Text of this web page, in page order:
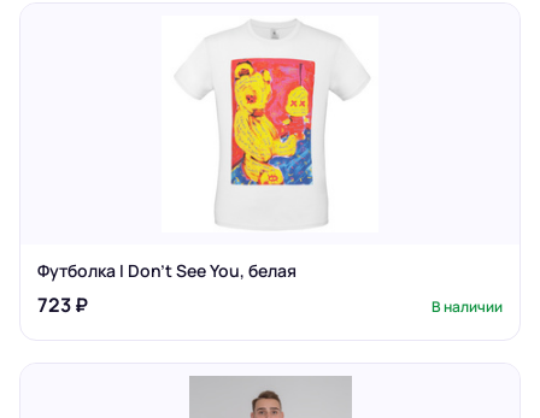
Футболка I Don't See You, белая
723 ₽ В наличии